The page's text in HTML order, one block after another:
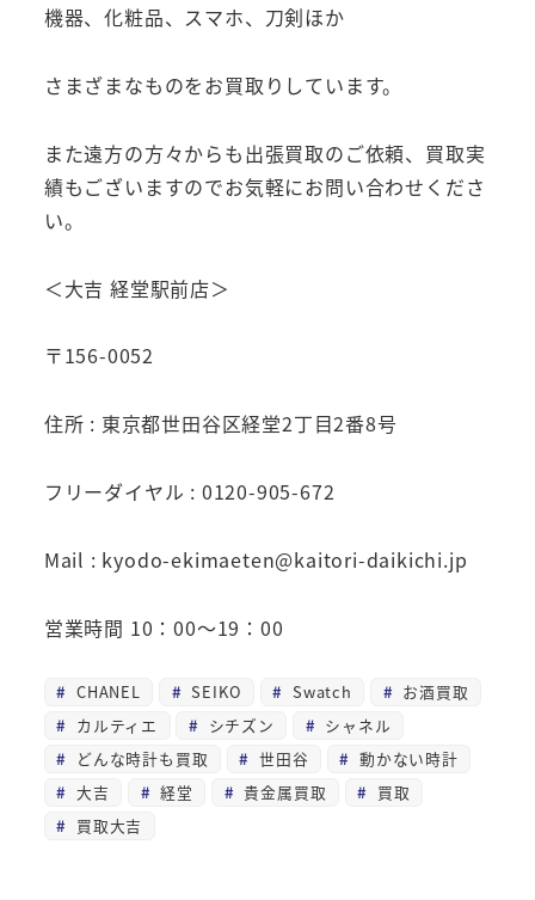
機器、化粧品、スマホ、刀剣ほか
さまざまなものをお買取りしています。
また遠方の方々からも出張買取のご依頼、買取実
績もございますのでお気軽にお問い合わせくださ
い。
＜大吉 経堂駅前店＞
〒156-0052
住所 : 東京都世田谷区経堂2丁目2番8号
フリーダイヤル : 0120-905-672
Mail : kyodo-ekimaeten@kaitori-daikichi.jp
営業時間 10：00～19：00
CHANEL SEIKO Swatch
お酒買取
カルティエ
シチズン
シャネル
どんな時計も買取
世田谷
動かない時計
大吉
経堂 貴金属買取
買取
買取大吉